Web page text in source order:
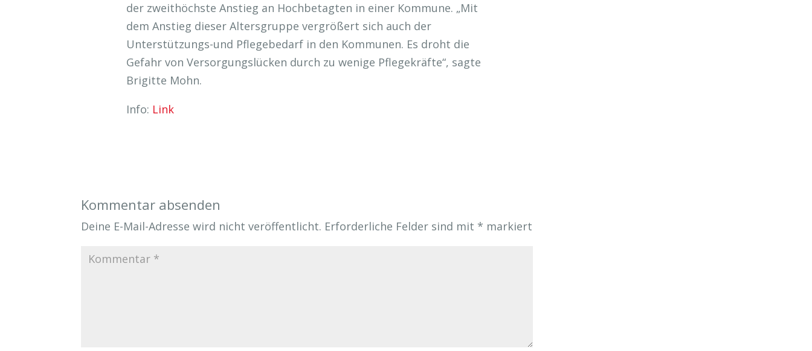
der zweithöchste Anstieg an Hochbetagten in einer Kommune. „Mit
dem Anstieg dieser Altersgruppe vergrößert sich auch der
Unterstützungs-und Pflegebedarf in den Kommunen. Es droht die
Gefahr von Versorgungslücken durch zu wenige Pflegekräfte“, sagte
Brigitte Mohn.
Info: Link
Kommentar absenden
Deine E-Mail-Adresse wird nicht veröffentlicht. Erforderliche Felder sind mit * markiert